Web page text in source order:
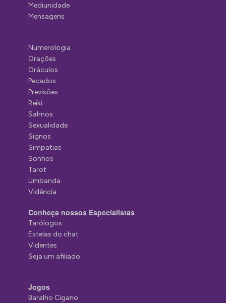
Mediunidade
Mensagens
Numerologia
Orações
Oráculos
Pecados
Previsões
Reiki
Salmos
Sexualidade
Signos
Simpatias
Sonhos
Tarot
Umbanda
Vidência
Conheça nossos Especialistas
Tarólogos
Estelas do chat
Videntes
Seja um afiliado
Jogos
Baralho Cigano